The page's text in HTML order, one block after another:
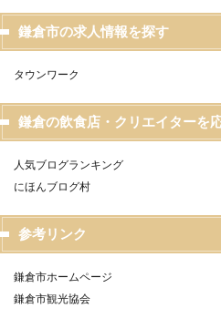
鎌倉市の求人情報を探す
タウンワーク
鎌倉の飲食店・クリエイターを
人気ブログランキング
にほんブログ村
参考リンク
鎌倉市ホームページ
鎌倉市観光協会